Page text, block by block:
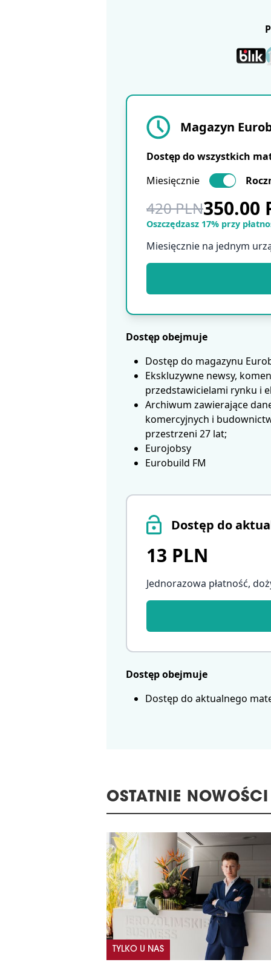
Dostęp do
13 PLN
Jednorazowa płatność,
Dostęp obejmuje
Dostęp do aktualnego
Magazyn
Dostęp do wszystkich
Miesięcznie
420 PLN350.00
Oszczędzasz 17% przy
Miesięcznie na jednym
Dostęp obejmuje
Dostęp do magazynu
Ekskluzywne newsy,
przedstawicielami rynku i
Archiwum zawierające
komercyjnych i
przestrzeni 27 lat;
Eurojobsy
Eurobuild FM
OSTATNIE NOWOŚCI
TYLKO U NAS